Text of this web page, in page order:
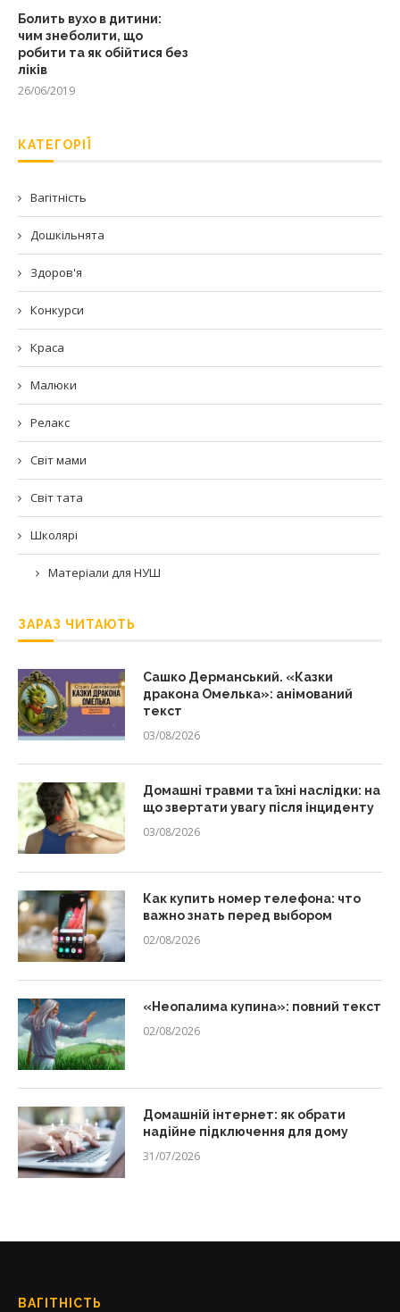
Болить вухо в дитини:
чим знеболити, що
робити та як обійтися без
ліків
26/06/2019
КАТЕГОРІЇ
Вагітність
Дошкільнята
Здоров'я
Конкурси
Краса
Малюки
Релакс
Світ мами
Світ тата
Школярі
Матеріали для НУШ
ЗАРАЗ ЧИТАЮТЬ
Сашко Дерманський. «Казки
дракона Омелька»: анімований
текст
03/08/2026
Домашні травми та їхні наслідки: на
що звертати увагу після інциденту
03/08/2026
Как купить номер телефона: что
важно знать перед выбором
02/08/2026
«Неопалима купина»: повний текст
02/08/2026
Домашній інтернет: як обрати
надійне підключення для дому
31/07/2026
ВАГІТНІСТЬ